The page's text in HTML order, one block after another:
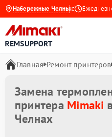
Набережные Челны
4.9 на Яндекс Ежедневно
REMSUPPORT
Главная Ремонт принтеров
Замена
принтера Mimaki
Челнах